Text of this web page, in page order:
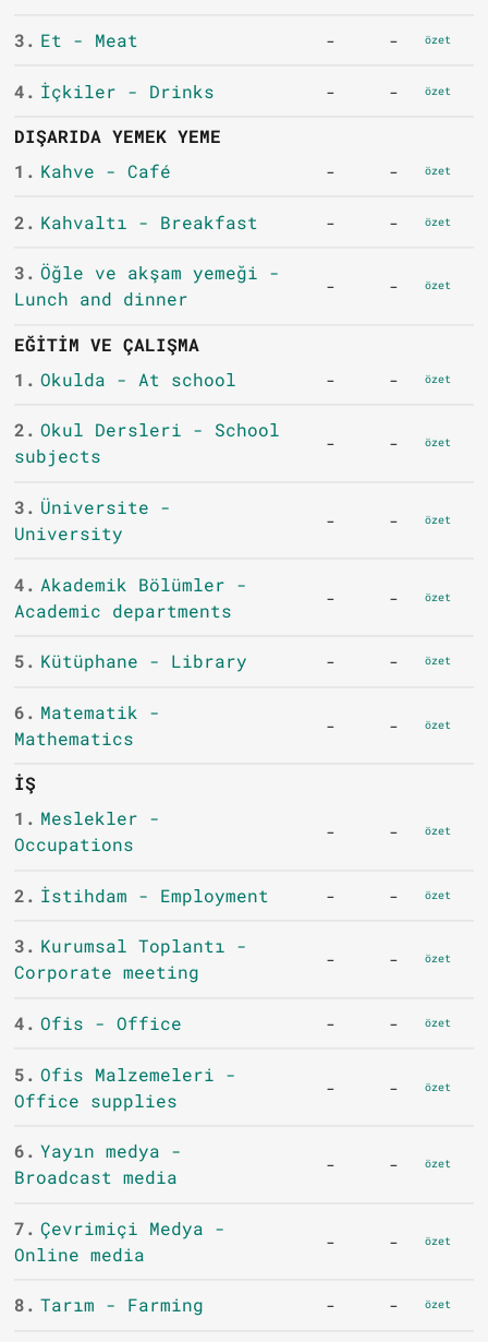
3. Et - Meat - - özet
4. İçkiler - Drinks - - özet
DIŞARIDA YEMEK YEME
1. Kahve - Café - - özet
2. Kahvaltı - Breakfast - - özet
3. Öğle ve akşam yemeği -
Lunch and dinner
- - özet
EĞITIM VE ÇALIŞMA
1. Okulda - At school - - özet
2. Okul Dersleri - School
subjects
- - özet
3. Üniversite -
University
- - özet
4. Akademik Bölümler -
Academic departments
- - özet
5. Kütüphane - Library - - özet
6. Matematik -
Mathematics
- - özet
İŞ
1. Meslekler -
Occupations
- - özet
2. İstihdam - Employment - - özet
3. Kurumsal Toplantı -
Corporate meeting
- - özet
4. Ofis - Office - - özet
5. Ofis Malzemeleri -
Office supplies
- - özet
6. Yayın medya -
Broadcast media
- - özet
7. Çevrimiçi Medya -
Online media
- - özet
8. Tarım - Farming - - özet